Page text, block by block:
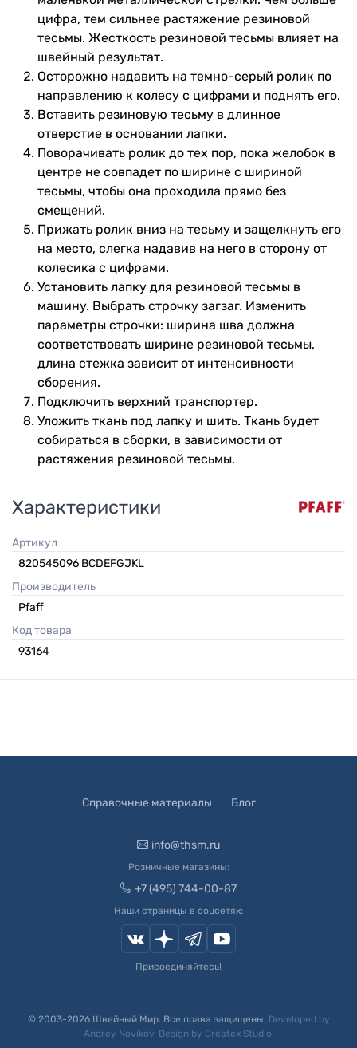
цифра, тем сильнее растяжение резиновой
тесьмы. Жесткость резиновой тесьмы влияет на
швейный результат.
Осторожно надавить на темно-серый ролик по
направлению к колесу с цифрами и поднять его.
Вставить резиновую тесьму в длинное
отверстие в основании лапки.
Поворачивать ролик до тех пор, пока желобок в
центре не совпадет по ширине с шириной
тесьмы, чтобы она проходила прямо без
смещений.
Прижать ролик вниз на тесьму и защелкнуть его
на место, слегка надавив на него в сторону от
колесика с цифрами.
Установить лапку для резиновой тесьмы в
машину. Выбрать строчку загзаг. Изменить
параметры строчки: ширина шва должна
соответствовать ширине резиновой тесьмы,
длина стежка зависит от интенсивности
сборения.
Подключить верхний транспортер.
Уложить ткань под лапку и шить. Ткань будет
собираться в сборки, в зависимости от
растяжения резиновой тесьмы.
Характеристики
Артикул
820545096 BCDEFGJKL
Производитель
Pfaff
Код товара
93164
Справочные материалы Блог
info@thsm.ru
Розничные магазины:
+7 (495) 744-00-87
Наши страницы в соцсетях:
Присоединяйтесь!
© 2003-2026Швейный Мир. Все права защищены. Developed by
Andrey Novikov. Design by Createx Studio.